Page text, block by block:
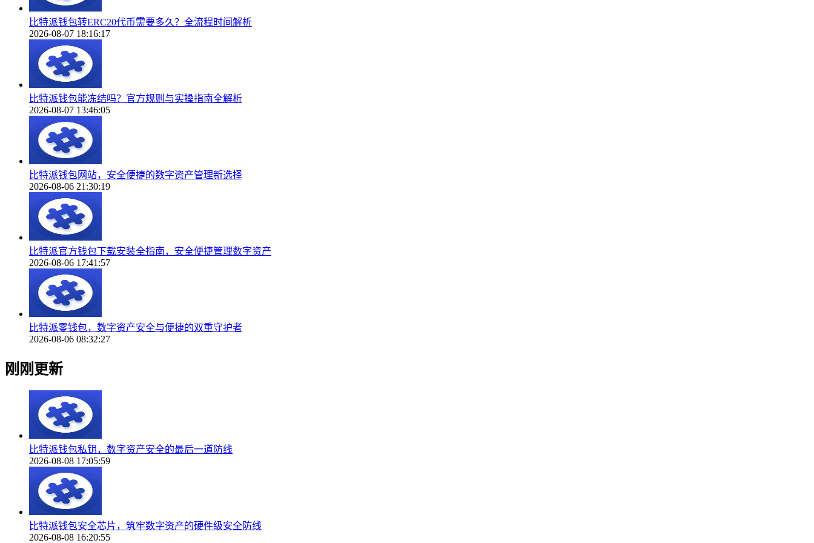
比特派钱包转ERC20代币需要多久？全流程时间解析
2026-08-07 18:16:17
比特派钱包能冻结吗？官方规则与实操指南全解析
2026-08-07 13:46:05
比特派钱包网站，安全便捷的数字资产管理新选择
2026-08-06 21:30:19
比特派官方钱包下载安装全指南，安全便捷管理数字资产
2026-08-06 17:41:57
比特派零钱包，数字资产安全与便捷的双重守护者
2026-08-06 08:32:27
刚刚更新
比特派钱包私钥，数字资产安全的最后一道防线
2026-08-08 17:05:59
比特派钱包安全芯片，筑牢数字资产的硬件级安全防线
2026-08-08 16:20:55